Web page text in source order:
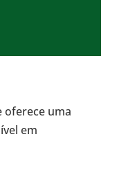
oferece uma
em